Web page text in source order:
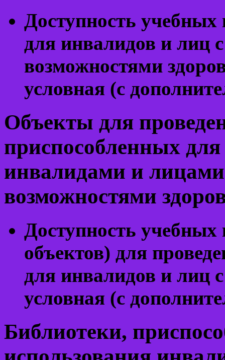
Доступность учебных
для инвалидов и лиц
возможностями
условная (с
Объекты для
приспособленных
инвалидами и
возможностями
Доступность
объектов) для
для инвалидов и лиц
условная (с
Библиотеки,